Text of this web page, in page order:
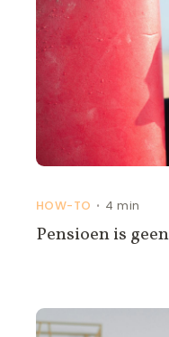
HOW-TO • 4 min
Pensioen is